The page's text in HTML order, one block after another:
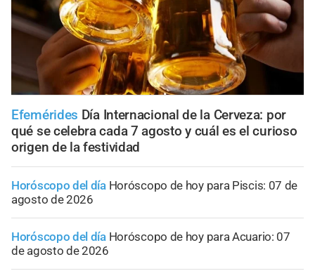
Efemérides Día Internacional de la Cerveza: por
qué se celebra cada 7 agosto y cuál es el curioso
origen de la festividad
Horóscopo del día Horóscopo de hoy para Piscis: 07 de
agosto de 2026
Horóscopo del día Horóscopo de hoy para Acuario: 07
de agosto de 2026